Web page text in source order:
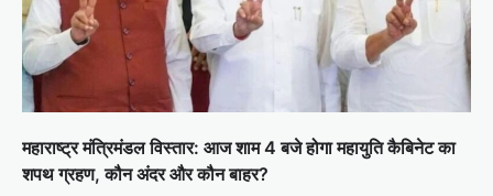
महाराष्ट्र मंत्रिमंडल विस्तार: आज शाम 4 बजे होगा महायुति कैबिनेट का
शपथ ग्रहण, कौन अंदर और कौन बाहर?